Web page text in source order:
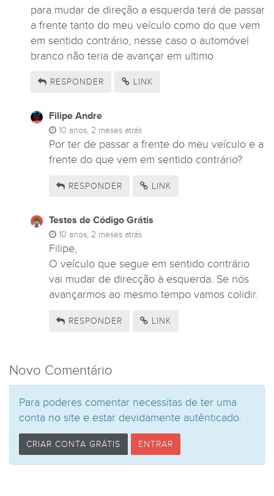
para mudar de direção a esquerda terá de passar
a frente tanto do meu veículo como do que vem
em sentido contrário, nesse caso o automóvel
branco não teria de avançar em ultimo
RESPONDER LINK
Filipe Andre
10 anos, 2 meses atrás
Por ter de passar a frente do meu veículo e a
frente do que vem em sentido contrário?
RESPONDER LINK
Testes de Código Grátis
10 anos, 2 meses atrás
Filipe,
O veículo que segue em sentido contrário
vai mudar de direcção à esquerda. Se nós
avançarmos ao mesmo tempo vamos colidir.
RESPONDER LINK
Novo Comentário
Para poderes comentar necessitas de ter uma
conta no site e estar devidamente autênticado.
CRIAR CONTA GRÁTIS ENTRAR